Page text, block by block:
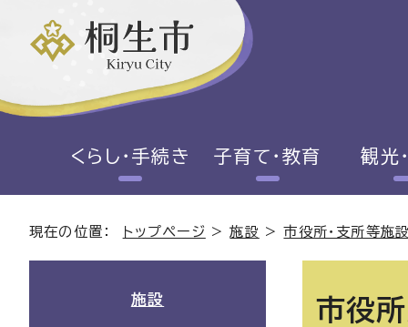
くらし・手続き 子育て・教育 観光
現在の位置： トップページ >施設 >市役所・支所等施
市役
施設